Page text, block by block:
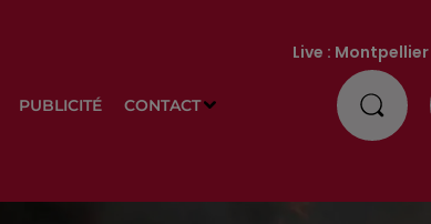
PUBLICITÉ CONTACT
Live : Montpellier